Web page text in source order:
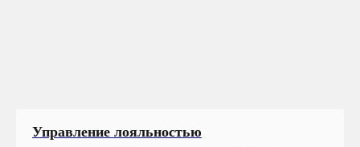
Управление лояльностью